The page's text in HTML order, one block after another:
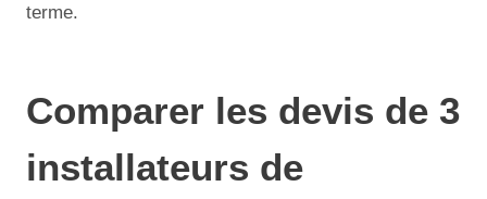
terme.
Comparer les devis de 3
installateurs de